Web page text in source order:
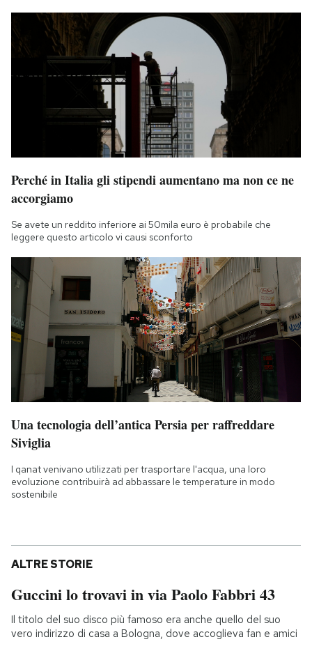
Perché in Italia gli stipendi aumentano ma non ce ne
accorgiamo
Se avete un reddito inferiore ai 50mila euro è probabile che
leggere questo articolo vi causi sconforto
Una tecnologia dell’antica Persia per raffreddare
Siviglia
I qanat venivano utilizzati per trasportare l'acqua, una loro
evoluzione contribuirà ad abbassare le temperature in modo
sostenibile
ALTRE STORIE
Guccini lo trovavi in via Paolo Fabbri 43
Il titolo del suo disco più famoso era anche quello del suo
vero indirizzo di casa a Bologna, dove accoglieva fan e amici